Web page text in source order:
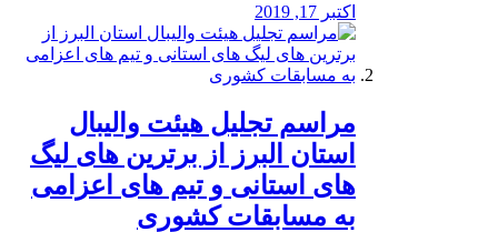
اکتبر 17, 2019
مراسم تجلیل هیئت والیبال
استان البرز از برترین های لیگ
های استانی و تیم های اعزامی
به مسابقات کشوری